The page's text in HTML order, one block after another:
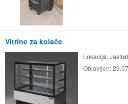
Vitrine za kolače
Lokacija:
Objavljen: